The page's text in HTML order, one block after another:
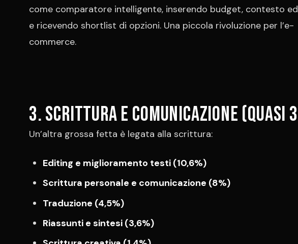
come comparatore intelligente, inserendo budget, contesto
e ricevendo shortlist di opzioni. Una piccola rivoluzione per l’e-
commerce.
3. Scrittura e comunicazione (quasi
Un’altra grossa fetta è legata alla scrittura:
Editing e miglioramento testi (10,6%)
Scrittura personale e comunicazione (8%)
Traduzione (4,5%)
Riassunti e sintesi (3,6%)